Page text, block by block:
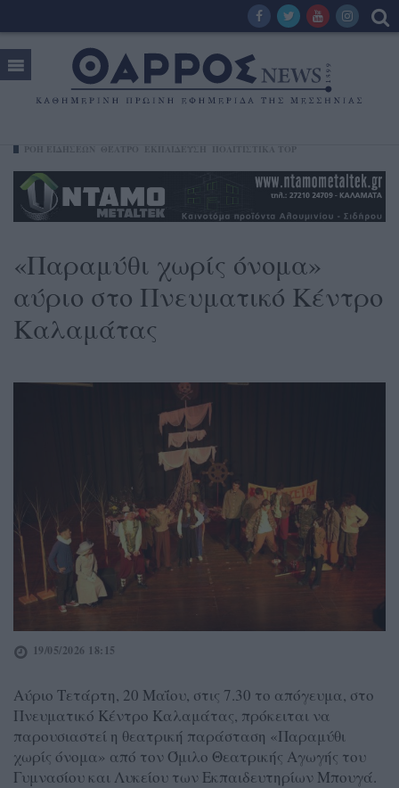
«Παραμύθι χωρίς όνομα»
αύριο στο Πνευματικό Κέντρο
Καλαμάτας
19/05/2026 18:15
Αύριο Τετάρτη, 20 Μαΐου, στις 7.30 το απόγευμα, στο
Πνευματικό Κέντρο Καλαμάτας, πρόκειται να
παρουσιαστεί η θεατρική παράσταση «Παραμύθι
χωρίς όνομα» από τον Όμιλο Θεατρικής Αγωγής του
Γυμνασίου και Λυκείου των Εκπαιδευτηρίων Μπουγά.